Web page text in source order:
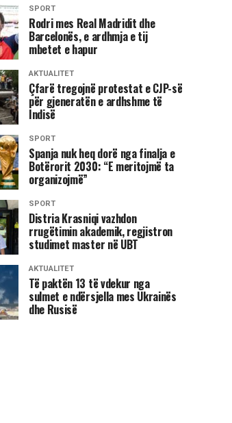
SPORT
Rodri mes Real Madridit dhe
Barcelonës, e ardhmja e tij
mbetet e hapur
AKTUALITET
Çfarë tregojnë protestat e CJP-së
për gjeneratën e ardhshme të
Indisë
SPORT
Spanja nuk heq dorë nga finalja e
Botërorit 2030: “E meritojmë ta
organizojmë”
SPORT
Distria Krasniqi vazhdon
rrugëtimin akademik, regjistron
studimet master në UBT
AKTUALITET
Të paktën 13 të vdekur nga
sulmet e ndërsjella mes Ukrainës
dhe Rusisë